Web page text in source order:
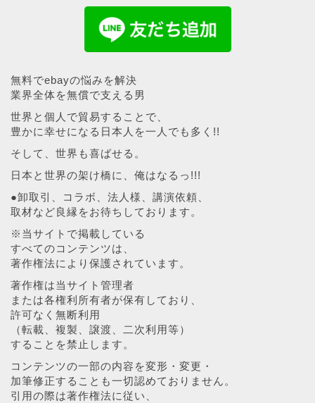
無料でebayの悩みを解決
業界全体を無償で支える男
世界と個人で貿易することで、
豊かに幸せになる日本人を一人でも多く!!
そして、世界も喜ばせる。
日本と世界の架け橋に、俺はなるっ!!!
●卸取引、コラボ、法人様、講演依頼、
取材など良縁をお待ちしております。
※当サイトで掲載している
すべてのコンテンツは、
著作権法により保護されています。
著作権は当サイト管理者
または各権利所有者が保有しており、
許可なく無断利用
（転載、複製、譲渡、二次利用等）
することを禁止します。
コンテンツの一部の内容を変形・変更・
加筆修正することも一切認めておりません。
引用の際は著作権法に従い、